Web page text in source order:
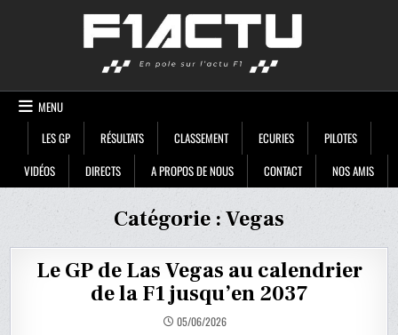
MENU
LES GP
RÉSULTATS CLASSEMENT ECURIES
PILOTES
VIDÉOS
DIRECTS A PROPOS DE NOUS CONTACT NOS AMIS
Catégorie :Vegas
Le GP de Las Vegas au calendrier
de la F1 jusqu’en 2037
05/06/2026